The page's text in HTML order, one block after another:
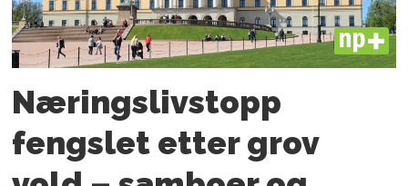
PLUS
Næringslivstopp
fengslet etter grov